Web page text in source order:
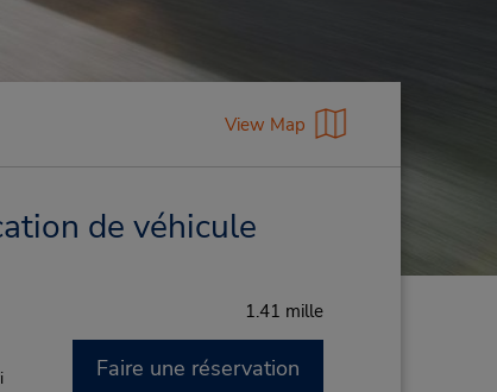
View Map
de véhicule
1.41 mille
Faire une réservation